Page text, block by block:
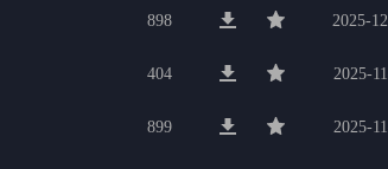
898 2025-
404 2025-
899 2025-